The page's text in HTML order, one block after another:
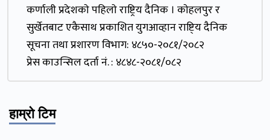
कर्णाली प्रदेशकाे पहिलाे राष्ट्रिय दैनिक । काेहलपुर र
सुर्खेतबाट एकैसाथ प्रकाशित युगआव्हान राष्टि्य दैनिक
सूचना तथा प्रशारण विभाग: ४८५०-२०८१/२०८२
प्रेस काउन्सिल दर्ता नं. : ४८४८-२०८१/०८२
हाम्रो टिम